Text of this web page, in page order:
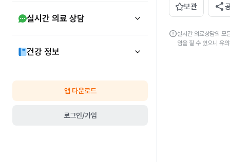
실시간 의료 상담
건강 정보
앱 다운로드
로그인/가입
보관 share
error실시간 의료상담의 모
임을 질 수 있으니 유